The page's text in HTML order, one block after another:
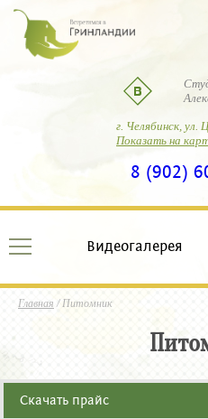
8 (902)
г. Челябинск, ул.
Показать на
Видеогалерея
Главная / Питомник
Скачать прайс